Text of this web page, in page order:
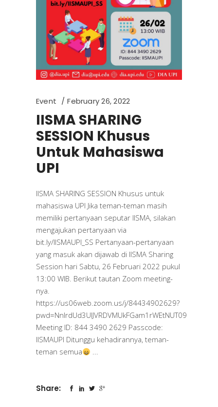
Event February 26, 2022
IISMA SHARING
SESSION Khusus
Untuk Mahasiswa
UPI
IISMA SHARING SESSION Khusus untuk
mahasiswa UPI Jika teman-teman masih
memiliki pertanyaan seputar IISMA, silakan
mengajukan pertanyaan via
bit.ly/IISMAUPI_SS Pertanyaan-pertanyaan
yang masuk akan dijawab di IISMA Sharing
Session hari Sabtu, 26 Februari 2022 pukul
13:00 WIB. Berikut tautan Zoom meeting-
nya.
https://us06web.zoom.us/j/84434902629?
pwd=NnlrdUd3UlJVRDVMUkFGam1rWEtNUT09
Meeting ID: 844 3490 2629 Passcode:
IISMAUPI Ditunggu kehadirannya, teman-
teman semua
Share: